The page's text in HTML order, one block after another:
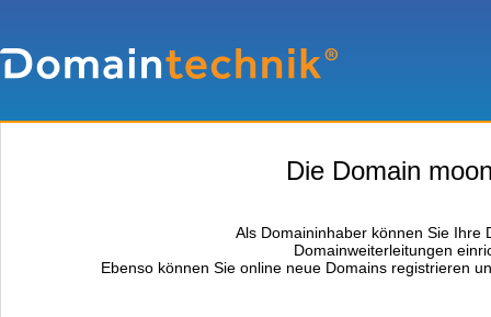
Die Domain
Als Domaininhaber können Sie Ihre
Domainweiterleitungen
Ebenso können Sie online neue Domains registrieren